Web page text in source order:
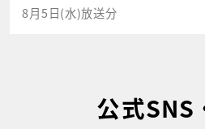
8月5日(水)放送分
公式SNS